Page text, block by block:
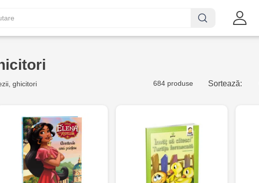
ghicitori 684 produse Sortează: